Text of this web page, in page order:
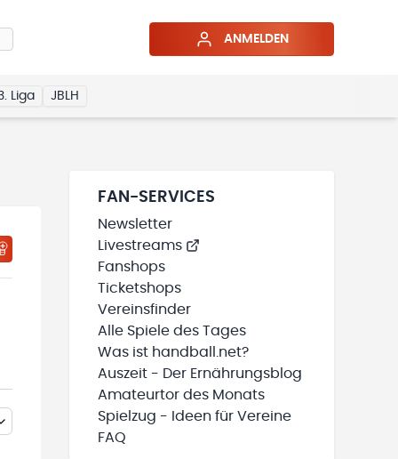
ANMELDEN
Liga JBLH
WIRD GELADEN
TEAMS“ HINZUFÜGEN
FAN-SERVICES
Newsletter
Livestreams
Fanshops
Ticketshops
Vereinsfinder
Alle Spiele des Tages
Was ist handball.net?
Auszeit - Der Ernährungsblog
Amateurtor des Monats
Spielzug - Ideen für Vereine
FAQ